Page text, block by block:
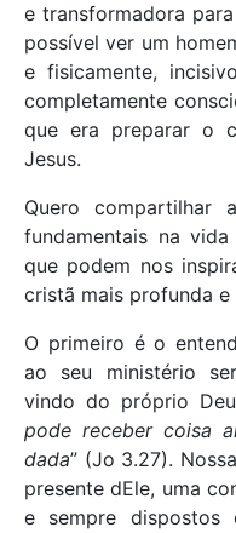
e transformadora
possível ver um
e fisicamente,
completamente
que era preparar o
Jesus.
Quero compartilhar
fundamentais na
que podem nos
cristã mais profunda
O primeiro é o
ao seu ministério
vindo do próprio
pode receber coisa
dada” (Jo 3.27).
presente dEle, uma
e sempre dispostos